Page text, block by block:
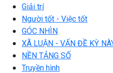
Giải trí
Người tốt - Việc tốt
GÓC NHÌN
XÃ LUẬN - VẤN ĐỀ KỲ
NỀN TẢNG SỐ
Truyền hình